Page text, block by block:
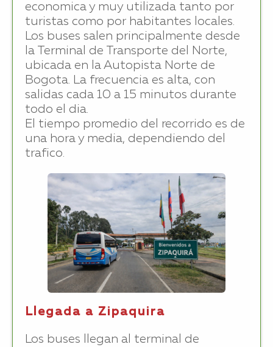
economica y muy utilizada tanto por
turistas como por habitantes locales.
Los buses salen principalmente desde
la Terminal de Transporte del Norte,
ubicada en la Autopista Norte de
Bogota. La frecuencia es alta, con
salidas cada 10 a 15 minutos durante
todo el dia.
El tiempo promedio del recorrido es de
una hora y media, dependiendo del
trafico.
Llegada a Zipaquira
Los buses llegan al terminal de